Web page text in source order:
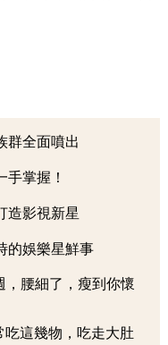
群全面噴出
掌握！
造影視新星
的娛樂星鮮事
，腰細了，瘦到你懷
這幾物，吃走大肚